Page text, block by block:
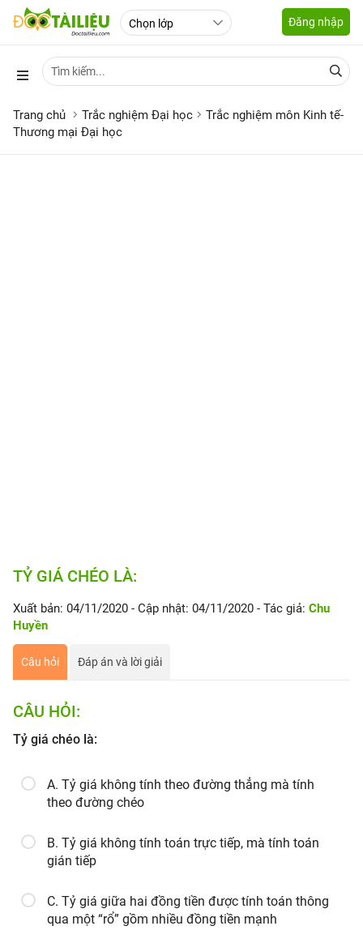
Đăng nhập
Trang chủ Trắc nghiệm Đại học
Trắc nghiệm môn Kinh tế-
Thương mại Đại học
TỶ GIÁ CHÉO LÀ:
Xuất bản: 04/11/2020 - Cập nhật: 04/11/2020 - Tác giả: Chu
Huyền
Câu hỏi Đáp án và lời giải
CÂU HỎI:
Tỷ giá chéo là:
A. Tỷ giá không tính theo đường thẳng mà tính
theo đường chéo
B. Tỷ giá không tính toán trực tiếp, mà tính toán
gián tiếp
C. Tỷ giá giữa hai đồng tiền được tính toán thông
qua một “rổ” gồm nhiều đồng tiền mạnh